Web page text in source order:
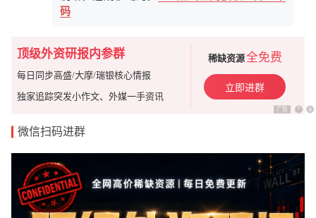
码
广告 ? x
顶级外资研报内参群
每日同步高盛/大摩/瑞银核心情报
独家追踪突发小作文、外媒一手资讯
稀缺资源全免费
立即进群
微信扫码进群